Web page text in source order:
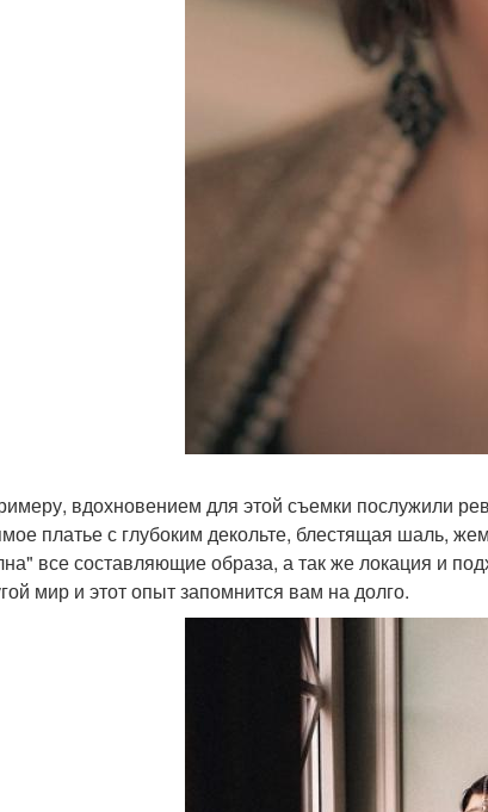
вдохновением для этой съемки послужили
платье с глубоким декольте, блестящая шаль,
все составляющие образа, а так же локация и
мир и этот опыт запомнится вам на долго.